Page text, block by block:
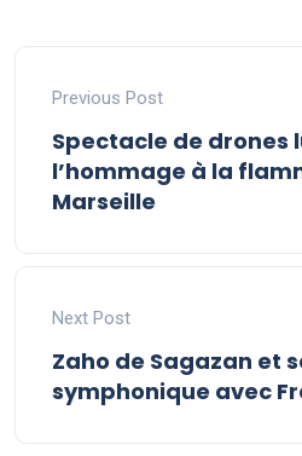
Previous Post
Spectacle de drones
l’hommage à la
Marseille
Next Post
Zaho de Sagazan et
symphonique avec